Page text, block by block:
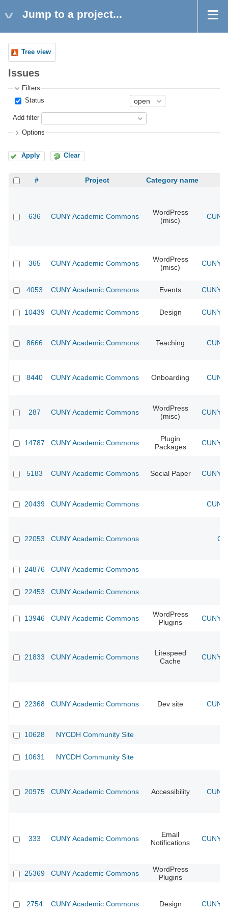
Jump to a project...
Tree view
Issues
Filters
Status
Add filter
Options
Apply Clear
# Project Category name
636 CUNY Academic Commons
WordPress
(misc)
365 CUNY Academic Commons
WordPress
(misc)
CUNY
4053 CUNY Academic Commons Events CUNY
10439 CUNY Academic Commons Design CUNY
8666 CUNY Academic Commons Teaching
8440 CUNY Academic Commons Onboarding
287 CUNY Academic Commons
WordPress
(misc)
CUNY
14787 CUNY Academic Commons
Plugin
Packages
CUNY
5183 CUNY Academic Commons Social Paper CUNY
20439 CUNY Academic Commons
22053 CUNY Academic Commons
24876 CUNY Academic Commons
22453 CUNY Academic Commons
13946 CUNY Academic Commons
WordPress
Plugins
CUNY
21833 CUNY Academic Commons
Litespeed
Cache
CUNY
22368 CUNY Academic Commons Dev site
10628 NYCDH Community Site
10631 NYCDH Community Site
20975 CUNY Academic Commons Accessibility
333 CUNY Academic Commons
Email
Notifications
CUNY
25369 CUNY Academic Commons
WordPress
Plugins
2754 CUNY Academic Commons Design CUNY